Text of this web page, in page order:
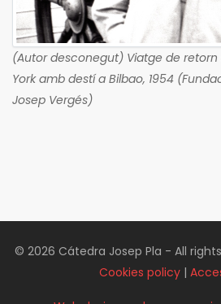
(Autor desconegut) Viatge de retorn
York amb destí a Bilbao, 1954
Josep Vergés)
© 2026 Cátedra Josep Pla - All
Cookies policy |